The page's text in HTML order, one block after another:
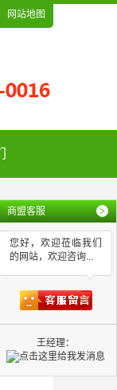
网站地图
公墓
商盟客服 >
您好，欢迎莅临我们
的网站，欢迎咨询...
王经理：